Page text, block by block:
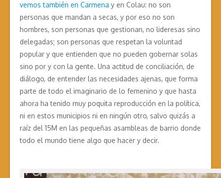
vemos también en Carmena y en Colau: no son
personas que mandan a secas, y por eso no son
hombres, son personas que gestionan, no lideresas sino
delegadas; son personas que respetan la voluntad
popular y que entienden que no pueden gobernar solas
sino por y con la gente. Una actitud de conciliación, de
diálogo, de entender las necesidades ajenas, que forma
parte de todo el imaginario de lo femenino y que hasta
ahora ha tenido muy poquita reproducción en la política,
ni en estos municipios ni en ningún otro, salvo quizás a
raíz del 15M en las pequeñas asambleas de barrio donde
todo el mundo tiene algo que hacer y decir.